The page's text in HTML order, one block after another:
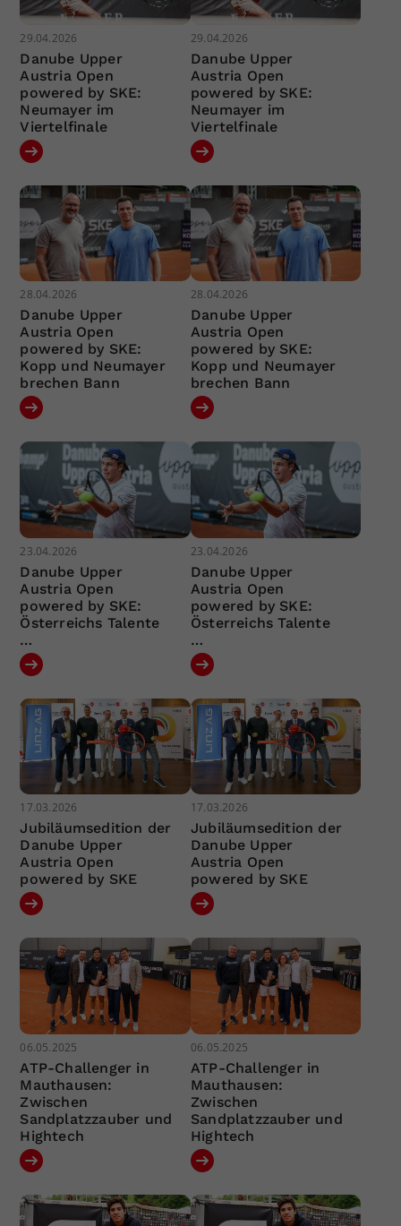
29.04.2026
Danube Upper
Austria Open
powered by SKE:
Neumayer im
Viertelfinale
29.04.2026
Danube Upper
Austria Open
powered by SKE:
Neumayer im
Viertelfinale
28.04.2026
Danube Upper
Austria Open
powered by SKE:
Kopp und Neumayer
brechen Bann
28.04.2026
Danube Upper
Austria Open
powered by SKE:
Kopp und Neumayer
brechen Bann
23.04.2026
Danube Upper
Austria Open
powered by SKE:
Österreichs Talente
…
23.04.2026
Danube Upper
Austria Open
powered by SKE:
Österreichs Talente
…
17.03.2026
Jubiläumsedition der
Danube Upper
Austria Open
powered by SKE
17.03.2026
Jubiläumsedition der
Danube Upper
Austria Open
powered by SKE
06.05.2025
ATP-Challenger in
Mauthausen:
Zwischen
Sandplatzzauber und
Hightech
06.05.2025
ATP-Challenger in
Mauthausen:
Zwischen
Sandplatzzauber und
Hightech